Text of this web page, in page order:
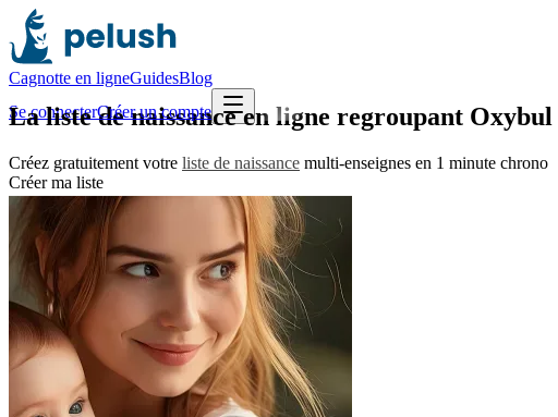
Cagnotte en ligneGuidesBlog
Se connecterCréer un compte
Laliste de naissance en ligne regroupant Oxybul
Créez gratuitement votre liste de naissance multi-enseignes en 1 minute chrono
Créer ma liste